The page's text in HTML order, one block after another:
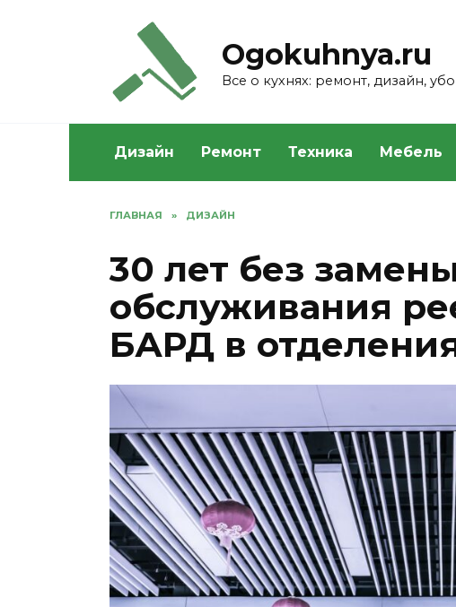
Ogokuhnya.ru
Все о кухнях: ремонт, дизайн,
Дизайн Ремонт Техника Мебель
ГЛАВНАЯ » ДИЗАЙН
30 лет без
обслуживания
БАРД в